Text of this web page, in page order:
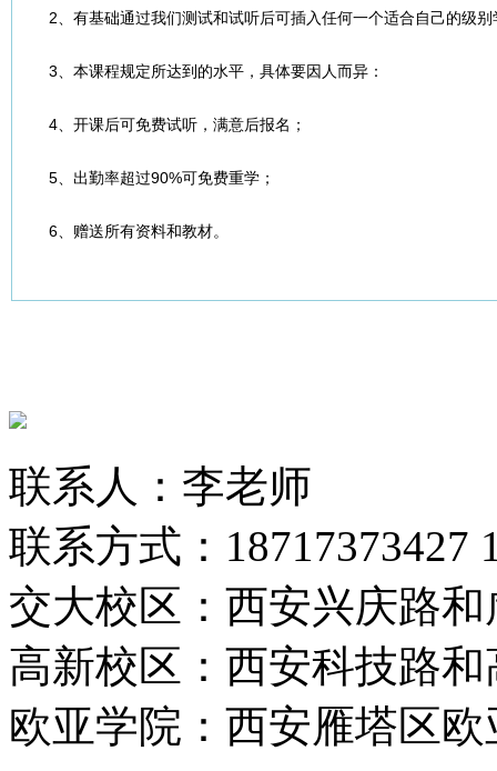
2、有基础通过我们测试和试听后可插入任何一个适合自己的级别
3、本课程规定所达到的水平，具体要因人而异：
4、开课后可免费试听，满意后报名；
5、出勤率超过90%可免费重学；
6、赠送所有资料和教材。
联系人：李老师
联系方式：18717373427
交大校区：西安兴庆路
高新校区：西安科技路
欧亚学院：西安雁塔区